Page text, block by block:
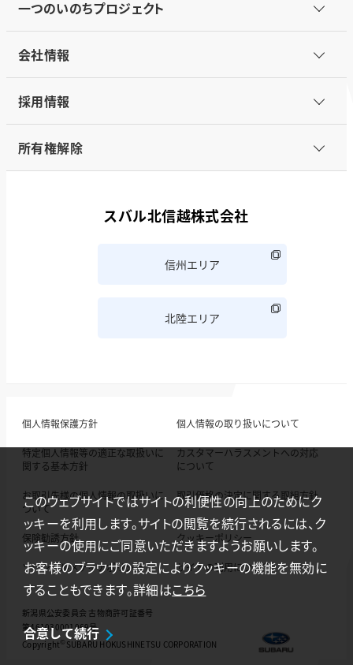
一つのいのちプロジェクト
会社情報
採用情報
所有権解除
スバル北信越株式会社
信州エリア
北陸エリア
個人情報保護方針 個人情報の取り扱いについて
特定個人情報等の適正な取扱いに
関する基本方針
カスタマーハラスメントへの対応
について
お取引先様の個人情報の取扱いに
ついて
取引価格の決定に関する取組方針
保険勧誘方針 クッキーポリシー
ソーシャルメディアポリシー サイトの利用について
新潟県公安委員会 古物商許可証番号
第461030001069号
Copyright © SUBARU HOKUSHINETSU CORPORATION
このウェブサイトではサイトの利便性の向上のためにク
ッキーを利用します。サイトの閲覧を続行されるには、ク
ッキーの使用にご同意いただきますようお願いします。
お客様のブラウザの設定によりクッキーの機能を無効に
することもできます。詳細はこちら
合意して続行